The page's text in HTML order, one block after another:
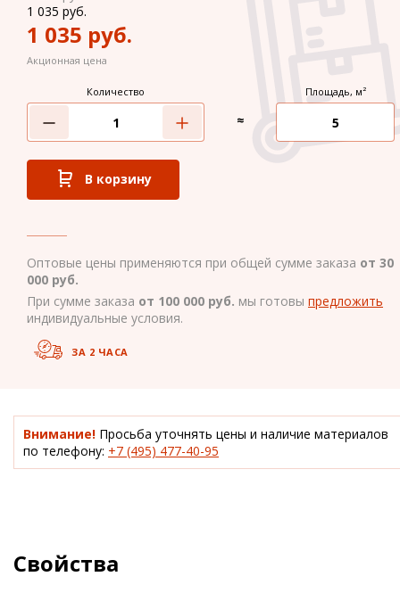
1 035 руб.
1 035 руб.
Акционная цена
Количество
≈
Площадь, м²
В корзину
Оптовые цены применяются при общей сумме заказа от 30
000 руб.
При сумме заказа от 100 000 руб. мы готовы предложить
индивидуальные условия.
ЗА 2 ЧАСА
Внимание! Просьба уточнять цены и наличие материалов
по телефону: +7 (495) 477-40-95
Свойства